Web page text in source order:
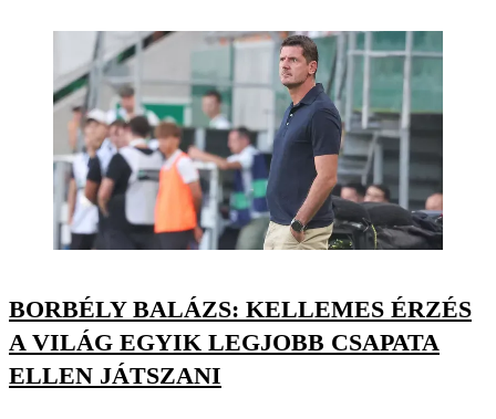
BORBÉLY BALÁZS: KELLEMES ÉRZÉS
A VILÁG EGYIK LEGJOBB CSAPATA
ELLEN JÁTSZANI